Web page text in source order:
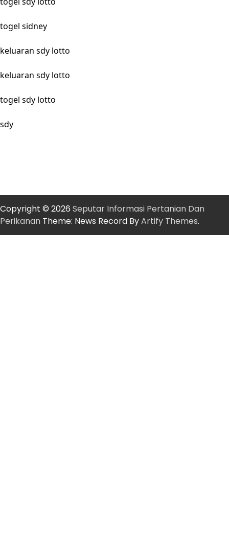
togel sidney
keluaran sdy lotto
keluaran sdy lotto
togel sdy lotto
sdy
Copyright © 2026 Seputar Informasi Pertanian Dan
Perikanan Theme: News Record ByArtify Themes.